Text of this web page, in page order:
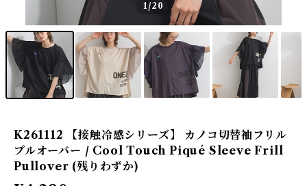
1/20
K261112 【接触冷感シリーズ】 カノコ切替袖フリル
プルオーバー / Cool Touch Piqué Sleeve Frill
Pullover (残りわずか)